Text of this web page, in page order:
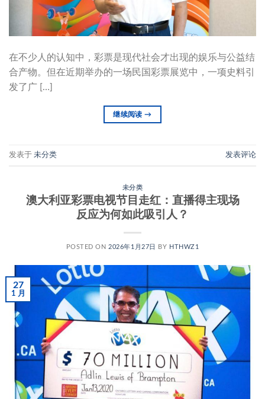
在不少人的认知中，彩票是现代社会才出现的娱乐与公益结
合产物。但在近期举办的一场民国彩票展览中，一项史料引
发了广 […]
继续阅读→
发表于 未分类 发表评论
未分类
澳大利亚彩票电视节目走红：直播得主现场
反应为何如此吸引人？
POSTED ON2026年1月27日 BY HTHWZ1
27
1 月